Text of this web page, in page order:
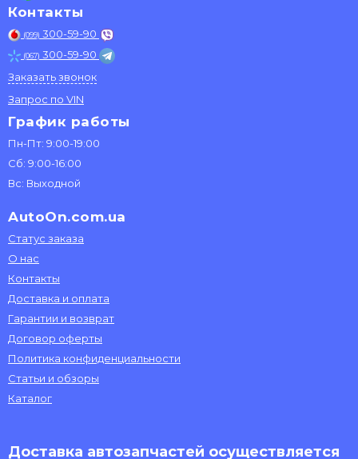
Контакты
(099) 300-59-90
(067) 300-59-90
Заказать звонок
Запрос по VIN
График работы
Пн-Пт: 9:00-19:00
Сб: 9:00-16:00
Вс: Выходной
AutoOn.com.ua
Статус заказа
О нас
Контакты
Доставка и оплата
Гарантии и возврат
Договор оферты
Политика конфиденциальности
Статьи и обзоры
Каталог
Доставка автозапчастей осуществляется